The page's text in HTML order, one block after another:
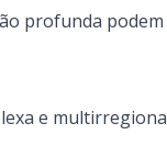
profunda
e